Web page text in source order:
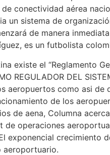
conectividad aérea
un sistema de
de manera
es un futbolista
existe el “Reglamento
REGULADOR DEL
aeropuertos como asi de
de los
de aena, Columna
de operaciones
exponencial crecimiento
aeroportuario.